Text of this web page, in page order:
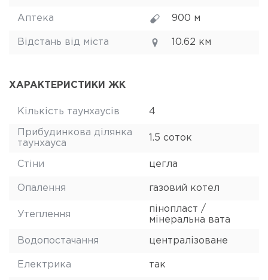
Аптека 900 м
Відстань від міста 10.62 км
ХАРАКТЕРИСТИКИ ЖК
Кількість таунхаусів 4
Прибудинкова ділянка
таунхауса
1.5 соток
Стіни цегла
Опалення газовий котел
Утеплення
пінопласт /
мінеральна вата
Водопостачання централізоване
Електрика так